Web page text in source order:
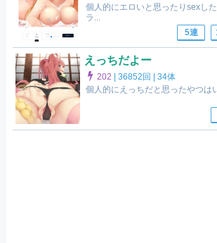
個人的にエロいと思ったりsexし
ラ...
5連
えっちだよー
202 |36852回 |34体
個人的にえっちだと思ったやつは